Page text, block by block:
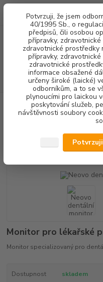
Potvrzuji, že jsem
40/1995 Sb., o
předpisů, čili osobou
přípravky,
zdravotnické prostředky
přípravky,
zdravotnické
informace obsažené
určeny široké (laické)
odborníkům, a to se
plynoucími pro laickou
poskytování služeb,
návštěvnosti soubory
(Po-Pá, 8-16 hod.)
STOMATOLOGICKÉ
MONITORY
Neovo dentální
Neovo
Monitor pro lékařské
Monitor specializovaný pro
Dostupnost skladem